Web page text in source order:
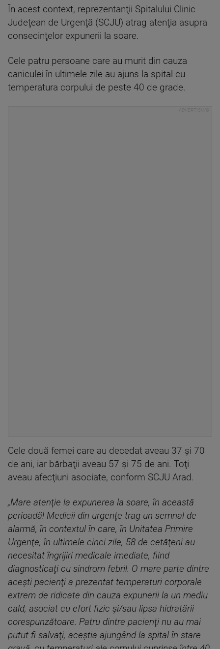
În acest context, reprezentanţii Spitalului Clinic
Judeţean de Urgenţă (SCJU) atrag atenţia asupra
consecinţelor expunerii la soare.
Cele patru persoane care au murit din cauza
caniculei în ultimele zile au ajuns la spital cu
temperatura corpului de peste 40 de grade.
Cele două femei care au decedat aveau 37 şi 70
de ani, iar bărbaţii aveau 57 şi 75 de ani. Toţi
aveau afecţiuni asociate, conform SCJU Arad.
„Mare atenţie la expunerea la soare, în această
perioadă! Medicii din urgenţe trag un semnal de
alarmă, în contextul în care, în Unitatea Primire
Urgenţe, în ultimele cinci zile, 58 de cetăţeni au
necesitat îngrijiri medicale imediate, fiind
diagnosticaţi cu sindrom febril. O mare parte dintre
aceşti pacienţi a prezentat temperaturi corporale
extrem de ridicate din cauza expunerii la un mediu
cald, asociat cu efort fizic şi/sau lipsa hidratării
corespunzătoare. Patru dintre pacienţi nu au mai
putut fi salvaţi, aceştia ajungând la spital în stare